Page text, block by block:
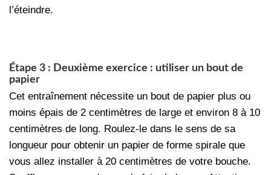
l’éteindre.
Étape 3 : Deuxième exercice : utiliser un bout de
papier
Cet entraînement nécessite un bout de papier plus ou
moins épais de 2 centimètres de large et environ 8 à 10
centimètres de long. Roulez-le dans le sens de sa
longueur pour obtenir un papier de forme spirale que
vous allez installer à 20 centimètres de votre bouche.